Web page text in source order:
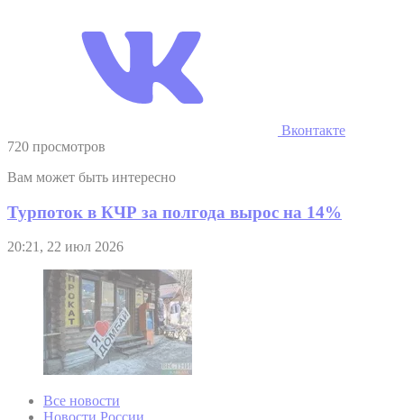
Вконтакте
720 просмотров
Вам может быть интересно
Турпоток в КЧР за полгода вырос на 14%
20:21, 22 июл 2026
Все новости